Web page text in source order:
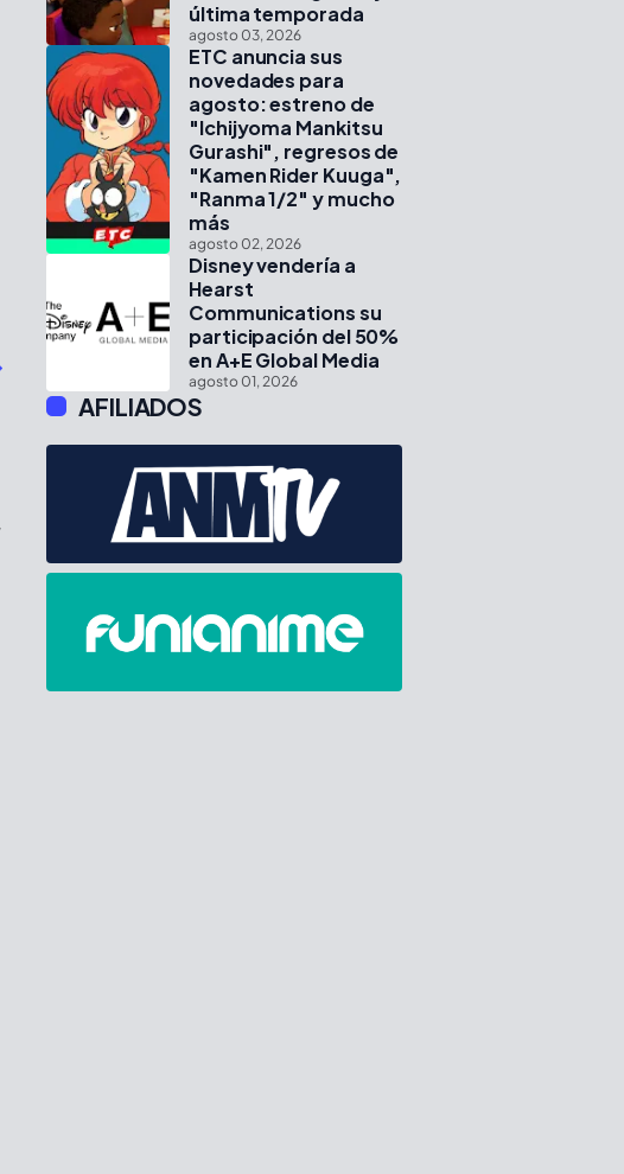
última temporada
agosto 03, 2026
ETC anuncia sus
novedades para
agosto: estreno de
"Ichijyoma Mankitsu
Gurashi", regresos de
"Kamen Rider Kuuga",
"Ranma 1/2" y mucho
más
agosto 02, 2026
Disney vendería a
Hearst
Communications su
participación del 50%
en A+E Global Media
agosto 01, 2026
AFILIADOS